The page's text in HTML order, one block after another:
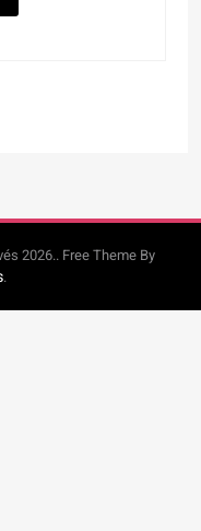
2026.. Free Theme By
.